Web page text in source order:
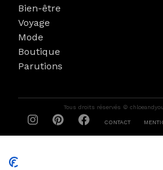
Bien-être
Voyage
Mode
Boutique
Parutions
Tous droits réservés ©
CONTACT